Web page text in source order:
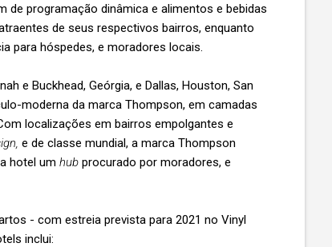
de programação dinâmica e alimentos e bebidas
de seus respectivos bairros, enquanto
para hóspedes, e moradores locais.
e Buckhead, Geórgia, e Dallas, Houston, San
moderna da marca Thompson, em camadas
localizações em bairros empolgantes e
e de classe mundial, a marca Thompson
hotel um hubprocurado por moradores, e
- com estreia prevista para 2021 no Vinyl
inclui: